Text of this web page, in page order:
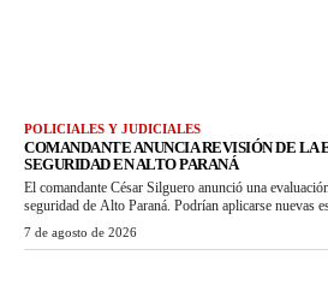
POLICIALES Y JUDICIALES
COMANDANTE ANUNCIA REVISIÓN DE LA
SEGURIDAD EN ALTO PARANÁ
El comandante César Silguero anunció una
seguridad de Alto Paraná. Podrían aplicarse nuevas
7 de agosto de 2026